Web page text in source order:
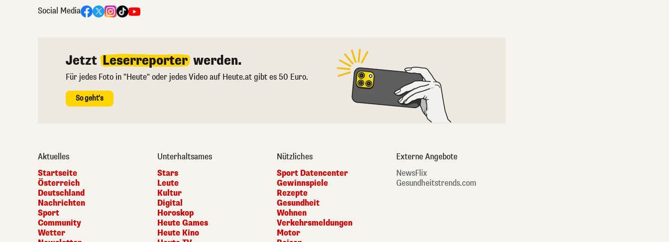
Social Media
Jetzt Leserreporter werden.
Für jedes Foto in "Heute" oder jedes Video auf Heute.at gibt es 50 Euro.
So geht's
Aktuelles
Startseite
Österreich
Deutschland
Nachrichten
Sport
Community
Wetter
Unterhaltsames
Stars
Leute
Kultur
Digital
Horoskop
Heute Games
Heute Kino
Nützliches
Sport Datencenter
Gewinnspiele
Rezepte
Gesundheit
Wohnen
Verkehrsmeldungen
Motor
Externe Angebote
NewsFlix
Gesundheitstrends.com